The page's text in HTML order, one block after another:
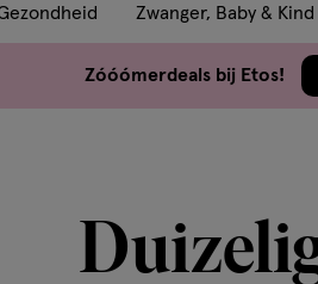
met
dit
geavanceerde
Zwanger, Baby & Kind
Zóóómerdeals bij Etos!